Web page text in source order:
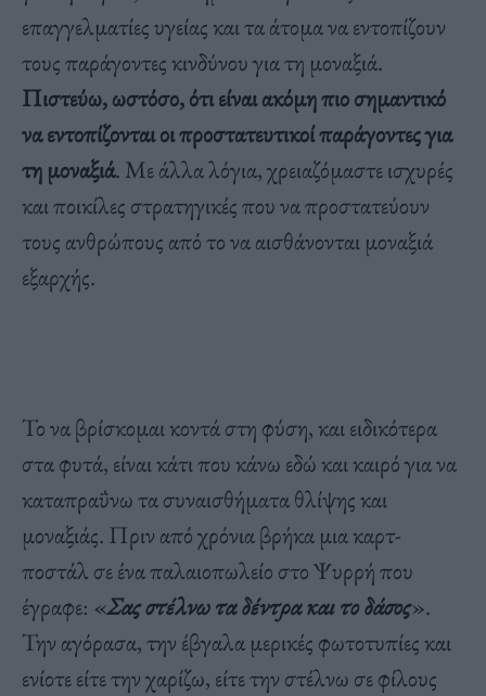
επαγγελματίες υγείας και τα άτομα να εντοπίζουν
τους παράγοντες κινδύνου για τη μοναξιά.
Πιστεύω, ωστόσο, ότι είναι ακόμη πιο σημαντικό
να εντοπίζονται οι προστατευτικοί παράγοντες για
τη μοναξιά. Με άλλα λόγια, χρειαζόμαστε ισχυρές
και ποικίλες στρατηγικές που να προστατεύουν
τους ανθρώπους από το να αισθάνονται μοναξιά
εξαρχής.
Το να βρίσκομαι κοντά στη φύση, και ειδικότερα
στα φυτά, είναι κάτι που κάνω εδώ και καιρό για να
καταπραΰνω τα συναισθήματα θλίψης και
μοναξιάς. Πριν από χρόνια βρήκα μια καρτ-
ποστάλ σε ένα παλαιοπωλείο στο Ψυρρή που
έγραφε: «Σας στέλνω τα δέντρα και το δάσος».
Την αγόρασα, την έβγαλα μερικές φωτοτυπίες και
ενίοτε είτε την χαρίζω, είτε την στέλνω σε φίλους